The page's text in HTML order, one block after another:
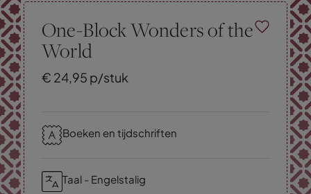
One-Block Wonders of the
World
€ 24,95 p/stuk
Boeken en tijdschriften
Taal - Engelstalig